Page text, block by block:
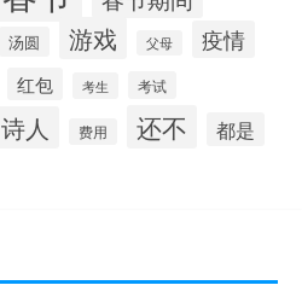
汤圆 游戏 父母 疫情
红包 考生 考试
诗人 费用 还不 都是